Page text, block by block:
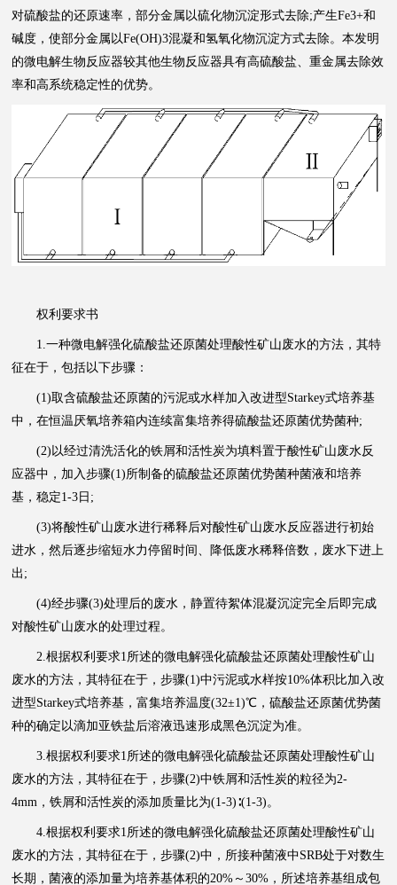
对硫酸盐的还原速率，部分金属以硫化物沉淀形式去除;产生Fe3+和
碱度，使部分金属以Fe(OH)3混凝和氢氧化物沉淀方式去除。本发明
的微电解生物反应器较其他生物反应器具有高硫酸盐、重金属去除效
率和高系统稳定性的优势。
权利要求书
1.一种微电解强化硫酸盐还原菌处理酸性矿山废水的方法，其特
征在于，包括以下步骤：
(1)取含硫酸盐还原菌的污泥或水样加入改进型Starkey式培养基
中，在恒温厌氧培养箱内连续富集培养得硫酸盐还原菌优势菌种;
(2)以经过清洗活化的铁屑和活性炭为填料置于酸性矿山废水反
应器中，加入步骤(1)所制备的硫酸盐还原菌优势菌种菌液和培养
基，稳定1-3日;
(3)将酸性矿山废水进行稀释后对酸性矿山废水反应器进行初始
进水，然后逐步缩短水力停留时间、降低废水稀释倍数，废水下进上
出;
(4)经步骤(3)处理后的废水，静置待絮体混凝沉淀完全后即完成
对酸性矿山废水的处理过程。
2.根据权利要求1所述的微电解强化硫酸盐还原菌处理酸性矿山
废水的方法，其特征在于，步骤(1)中污泥或水样按10%体积比加入改
进型Starkey式培养基，富集培养温度(32±1)℃，硫酸盐还原菌优势菌
种的确定以滴加亚铁盐后溶液迅速形成黑色沉淀为准。
3.根据权利要求1所述的微电解强化硫酸盐还原菌处理酸性矿山
废水的方法，其特征在于，步骤(2)中铁屑和活性炭的粒径为2-
4mm，铁屑和活性炭的添加质量比为(1-3)∶(1-3)。
4.根据权利要求1所述的微电解强化硫酸盐还原菌处理酸性矿山
废水的方法，其特征在于，步骤(2)中，所接种菌液中SRB处于对数生
长期，菌液的添加量为培养基体积的20%～30%，所述培养基组成包